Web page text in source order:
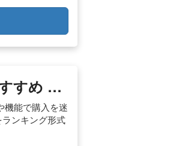
すめ …
機能で購入を迷
ンキング形式